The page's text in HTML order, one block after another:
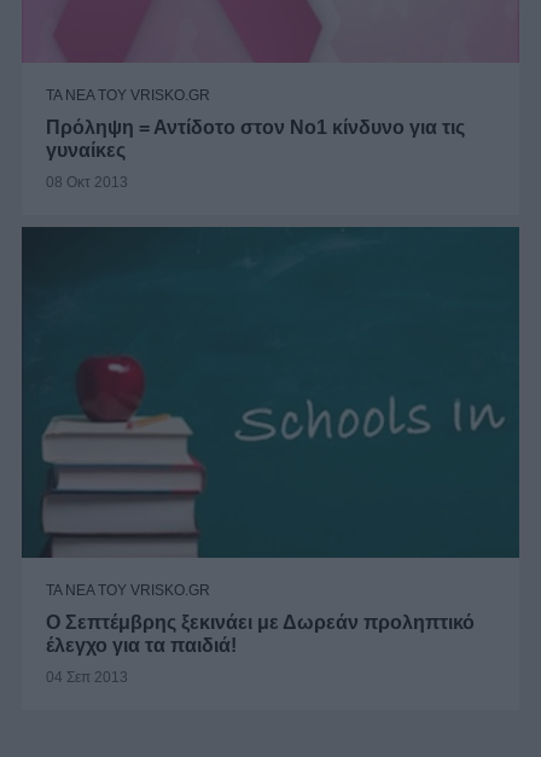
ΤΑ ΝΕΑ ΤΟΥ VRISKO.GR
Πρόληψη = Αντίδοτο στον Νο1 κίνδυνο για τις
γυναίκες
08 Οκτ 2013
ΤΑ ΝΕΑ ΤΟΥ VRISKO.GR
Ο Σεπτέμβρης ξεκινάει με Δωρεάν προληπτικό
έλεγχο για τα παιδιά!
04 Σεπ 2013